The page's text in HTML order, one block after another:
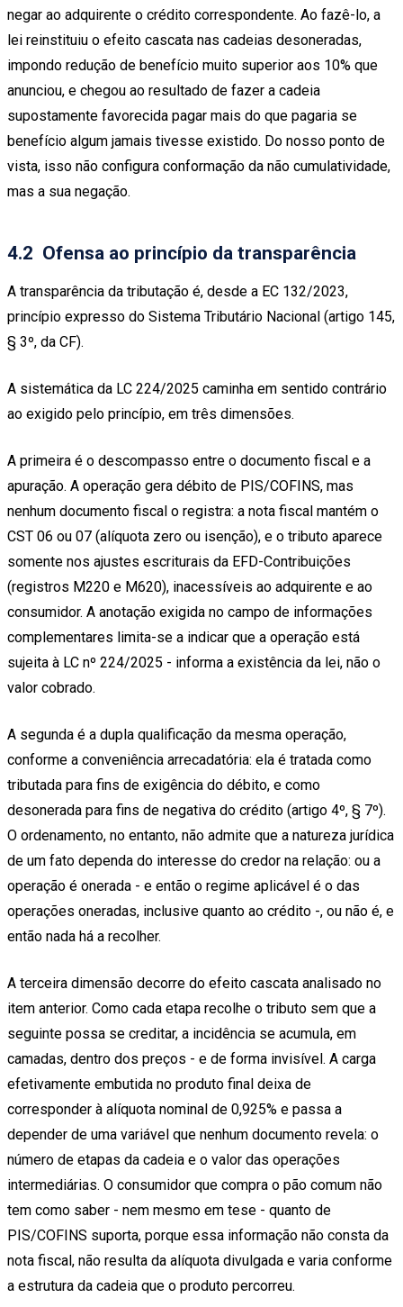
negar ao adquirente o crédito correspondente. Ao fazê-lo, a
lei reinstituiu o efeito cascata nas cadeias desoneradas,
impondo redução de benefício muito superior aos 10% que
anunciou, e chegou ao resultado de fazer a cadeia
supostamente favorecida pagar mais do que pagaria se
benefício algum jamais tivesse existido. Do nosso ponto de
vista, isso não configura conformação da não cumulatividade,
mas a sua negação.
4.2 Ofensa ao princípio da transparência
A transparência da tributação é, desde a EC 132/2023,
princípio expresso do Sistema Tributário Nacional (artigo 145,
§ 3º, da CF).
A sistemática da LC 224/2025 caminha em sentido contrário
ao exigido pelo princípio, em três dimensões.
A primeira é o descompasso entre o documento fiscal e a
apuração. A operação gera débito de PIS/COFINS, mas
nenhum documento fiscal o registra: a nota fiscal mantém o
CST 06 ou 07 (alíquota zero ou isenção), e o tributo aparece
somente nos ajustes escriturais da EFD-Contribuições
(registros M220 e M620), inacessíveis ao adquirente e ao
consumidor. A anotação exigida no campo de informações
complementares limita-se a indicar que a operação está
sujeita à LC nº 224/2025 - informa a existência da lei, não o
valor cobrado.
A segunda é a dupla qualificação da mesma operação,
conforme a conveniência arrecadatória: ela é tratada como
tributada para fins de exigência do débito, e como
desonerada para fins de negativa do crédito (artigo 4º, § 7º).
O ordenamento, no entanto, não admite que a natureza jurídica
de um fato dependa do interesse do credor na relação: ou a
operação é onerada - e então o regime aplicável é o das
operações oneradas, inclusive quanto ao crédito -, ou não é, e
então nada há a recolher.
A terceira dimensão decorre do efeito cascata analisado no
item anterior. Como cada etapa recolhe o tributo sem que a
seguinte possa se creditar, a incidência se acumula, em
camadas, dentro dos preços - e de forma invisível. A carga
efetivamente embutida no produto final deixa de
corresponder à alíquota nominal de 0,925% e passa a
depender de uma variável que nenhum documento revela: o
número de etapas da cadeia e o valor das operações
intermediárias. O consumidor que compra o pão comum não
tem como saber - nem mesmo em tese - quanto de
PIS/COFINS suporta, porque essa informação não consta da
nota fiscal, não resulta da alíquota divulgada e varia conforme
a estrutura da cadeia que o produto percorreu.